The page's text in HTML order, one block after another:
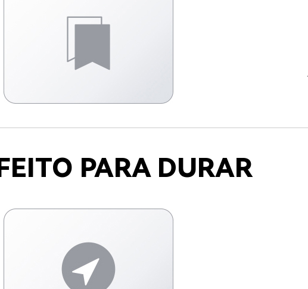
PARA DURAR